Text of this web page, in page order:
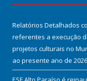
Relatórios Detalhados
referentes a execução
projetos culturais no
ao presente ano de